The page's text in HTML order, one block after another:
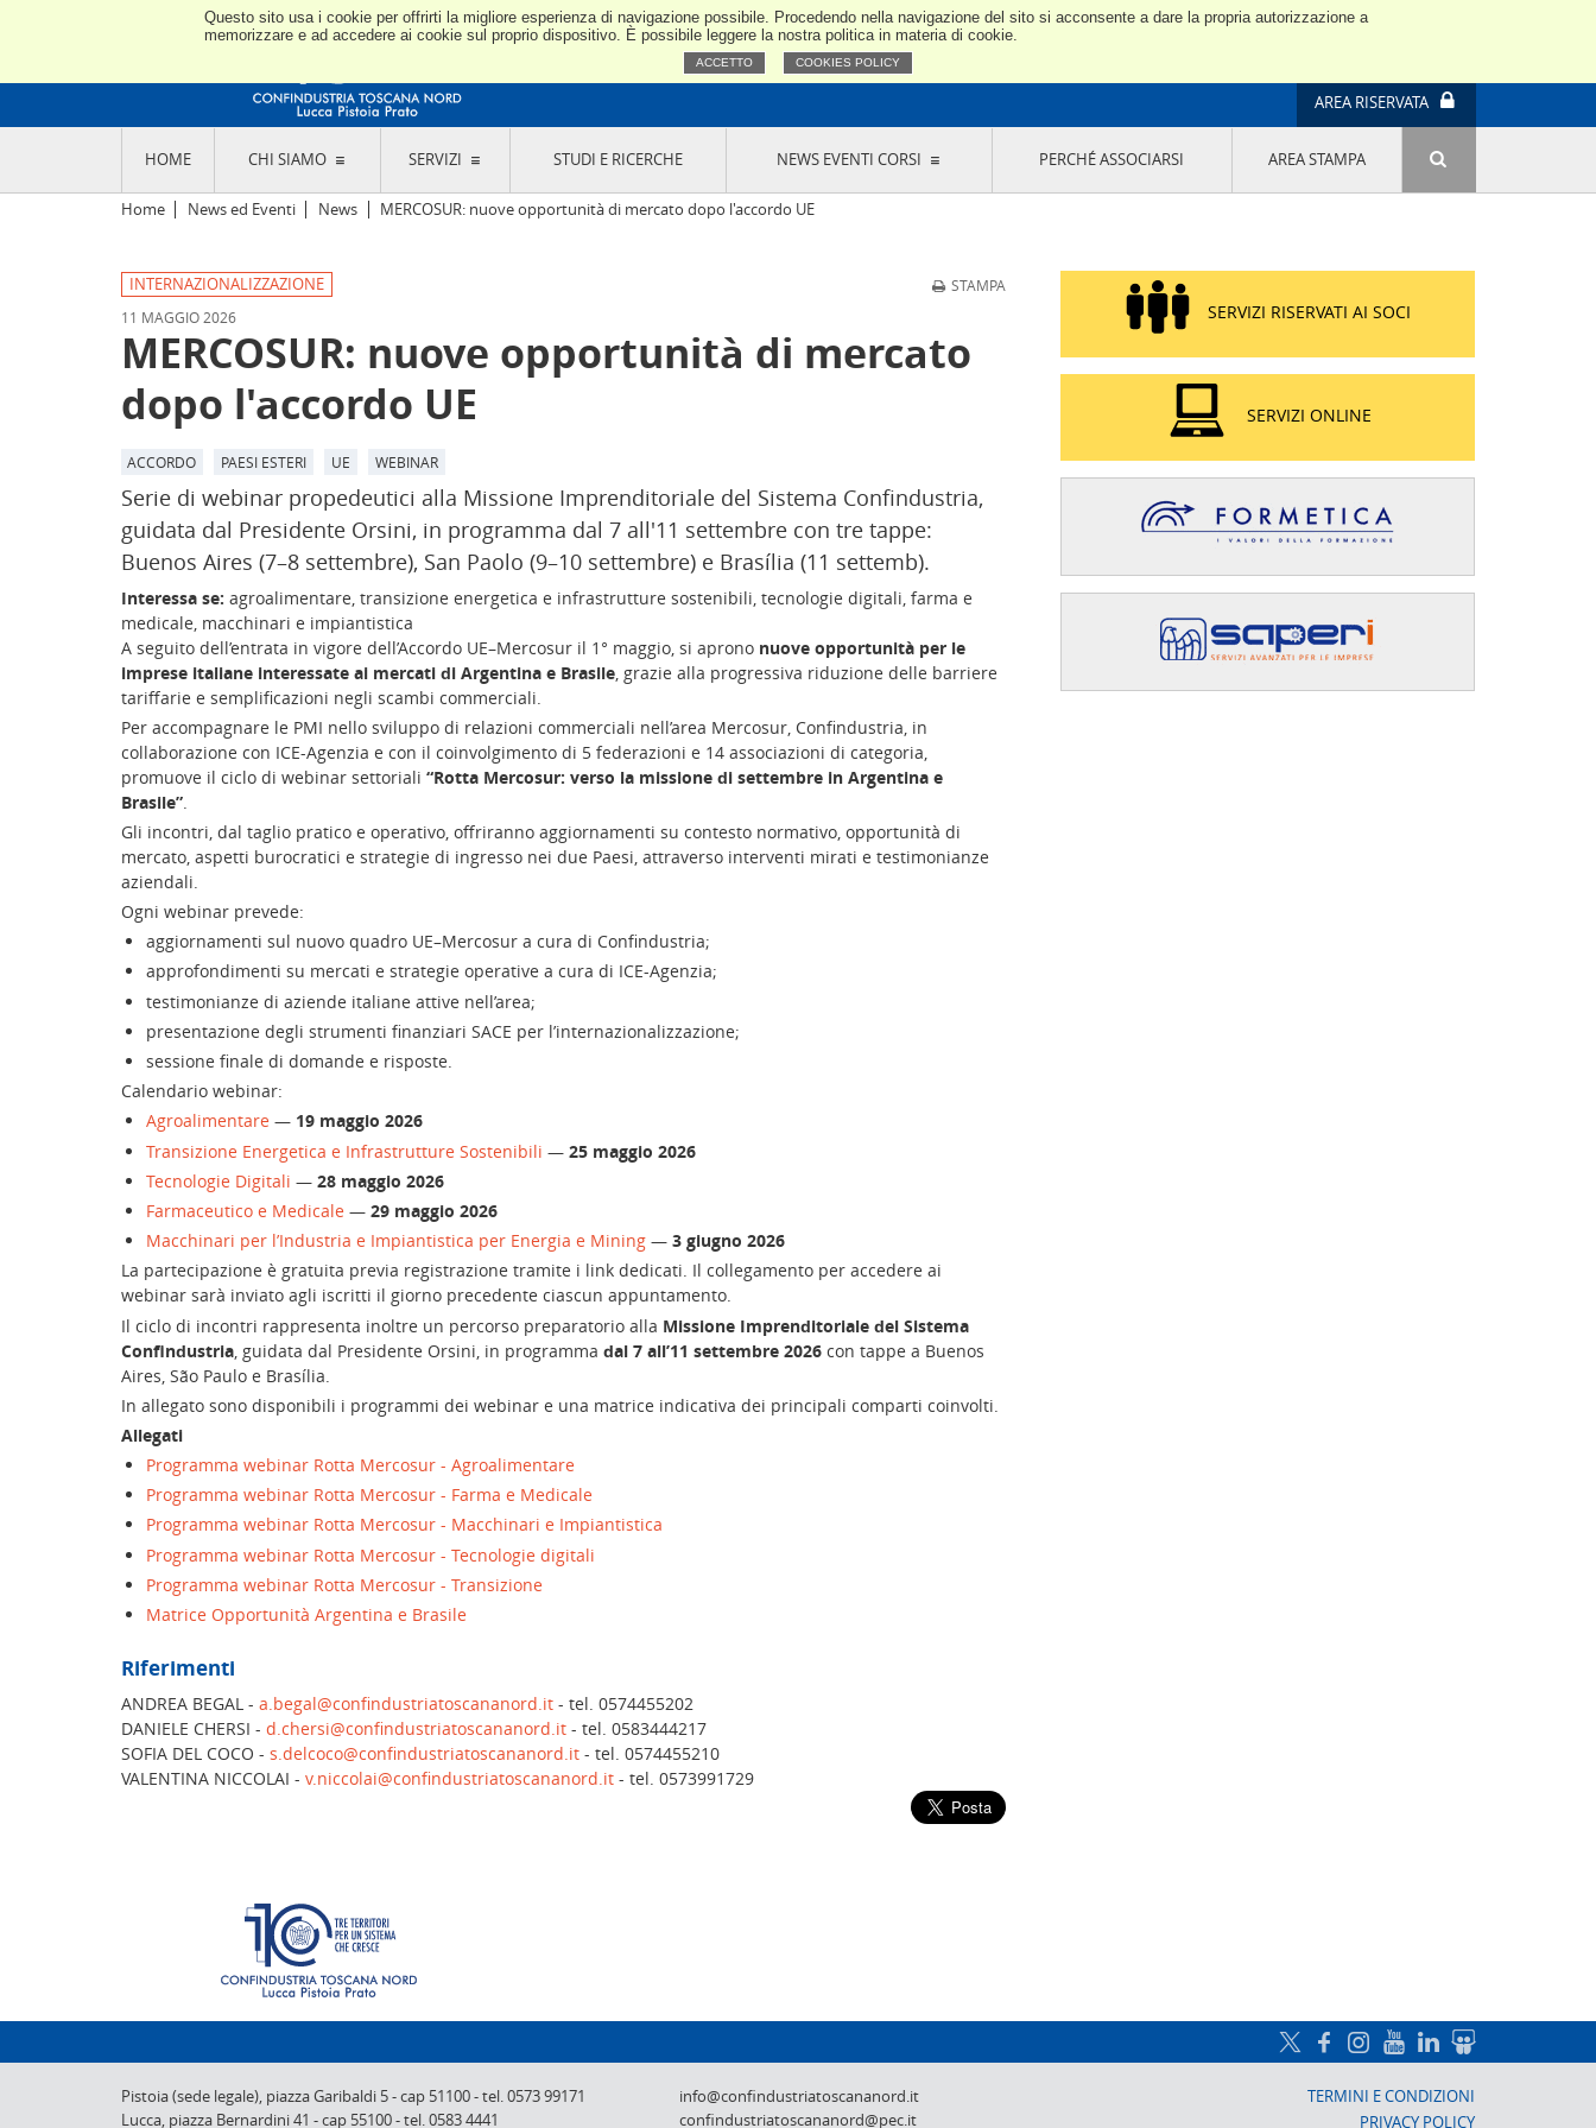
Questo sito usa i cookie per offrirti la migliore esperienza di navigazione possibile. Procedendo nella navigazione del sito si acconsente a dare la propria autorizzazione a
memorizzare e ad accedere ai cookie sul proprio dispositivo. È possibile leggere la nostra politica in materia di cookie.
ACCETTO COOKIES POLICY
Confindustria Toscana Nord
AREA RISERVATA
HOME CHI SIAMO
L'ASSOCIAZIONE
CODICE ETICO E DEI VALORI ASSOCIATIVI
TRASPARENZA CONTRIBUTI PUBBLICI
RAPPRESENTANZA
L'INDUSTRIA E IL TERRITORIO DI LUCCA,
PISTOIA E PRATO
SEDI E CONTATTI
ABOUT US
GOVERNANCE
DESIGNAZIONE
ORGANI DI CONTROLLO
LA NOSTRA RETE
RAPPRESENTANZE IN ENTI ESTERNI
GRUPPI DI ACQUISTO
EDIZIONE
PROGETTO LU.ME.
IL MANAGER DELLA SOSTENIBILITÀ NEL
DISTRETTO TESSILE PRATESE
GRUPPO IMPRENDITORIA FEMMINILE
SOSTENIBILITÀ
SERVIZI
RISERVATI AI SOCI ONLINE
STUDI E RICERCHE NEWS EVENTI CORSI
NEWS EVENTI
PERCHÉ ASSOCIARSI AREA STAMPA
Home News ed Eventi News MERCOSUR: nuove opportunità di mercato dopo l'accordo UE
STAMPA
INTERNAZIONALIZZAZIONE
11 MAGGIO 2026
MERCOSUR: nuove opportunità di mercato
dopo l'accordo UE
ACCORDO PAESI ESTERI UE WEBINAR
Serie di webinar propedeutici alla Missione Imprenditoriale del Sistema Confindustria,
guidata dal Presidente Orsini, in programma dal 7 all'11 settembre con tre tappe:
Buenos Aires (7–8 settembre), San Paolo (9–10 settembre) e Brasília (11 settemb).
Interessa se: agroalimentare, transizione energetica e infrastrutture sostenibili, tecnologie digitali, farma e
medicale, macchinari e impiantistica
A seguito dell’entrata in vigore dell’Accordo UE–Mercosur il 1° maggio, si aprono nuove opportunità per le
imprese italiane interessate ai mercati di Argentina e Brasile, grazie alla progressiva riduzione delle barriere
tariffarie e semplificazioni negli scambi commerciali.
Per accompagnare le PMI nello sviluppo di relazioni commerciali nell’area Mercosur, Confindustria, in
collaborazione con ICE-Agenzia e con il coinvolgimento di 5 federazioni e 14 associazioni di categoria,
promuove il ciclo di webinar settoriali “Rotta Mercosur: verso la missione di settembre in Argentina e
Brasile”.
Gli incontri, dal taglio pratico e operativo, offriranno aggiornamenti su contesto normativo, opportunità di
mercato, aspetti burocratici e strategie di ingresso nei due Paesi, attraverso interventi mirati e testimonianze
aziendali.
Ogni webinar prevede:
aggiornamenti sul nuovo quadro UE–Mercosur a cura di Confindustria;
approfondimenti su mercati e strategie operative a cura di ICE-Agenzia;
testimonianze di aziende italiane attive nell’area;
presentazione degli strumenti finanziari SACE per l’internazionalizzazione;
sessione finale di domande e risposte.
Calendario webinar:
Agroalimentare— 19 maggio 2026
Transizione Energetica e Infrastrutture Sostenibili — 25 maggio 2026
Tecnologie Digitali — 28 maggio 2026
Farmaceutico e Medicale — 29 maggio 2026
Macchinari per l’Industria e Impiantistica per Energia e Mining— 3 giugno 2026
La partecipazione è gratuita previa registrazione tramite i link dedicati. Il collegamento per accedere ai
webinar sarà inviato agli iscritti il giorno precedente ciascun appuntamento.
Il ciclo di incontri rappresenta inoltre un percorso preparatorio alla Missione Imprenditoriale del Sistema
Confindustria, guidata dal Presidente Orsini, in programma dal 7 all’11 settembre 2026con tappe a Buenos
Aires, São Paulo e Brasília.
In allegato sono disponibili i programmi dei webinar e una matrice indicativa dei principali comparti coinvolti.
Allegati
Programma webinar Rotta Mercosur - Agroalimentare
Programma webinar Rotta Mercosur - Farma e Medicale
Programma webinar Rotta Mercosur - Macchinari e Impiantistica
Programma webinar Rotta Mercosur - Tecnologie digitali
Programma webinar Rotta Mercosur - Transizione
Matrice Opportunità Argentina e Brasile
Riferimenti
ANDREA BEGAL - a.begal@confindustriatoscananord.it- tel. 0574455202
DANIELE CHERSI - d.chersi@confindustriatoscananord.it- tel. 0583444217
SOFIA DEL COCO - s.delcoco@confindustriatoscananord.it- tel. 0574455210
VALENTINA NICCOLAI - v.niccolai@confindustriatoscananord.it- tel. 0573991729
SERVIZI RISERVATI AI SOCI
SERVIZI ONLINE
Pistoia (sede legale), piazza Garibaldi 5-cap 51100-tel. 0573 99171
Lucca, piazza Bernardini 41 -cap 55100-tel. 0583 4441
info@confindustriatoscananord.it
confindustriatoscananord@pec.it
TERMINI E CONDIZIONI
PRIVACY POLICY